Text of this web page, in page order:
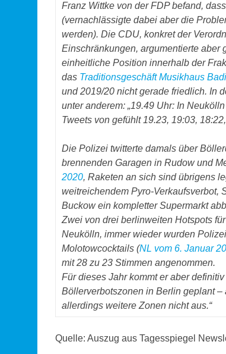
Franz Wittke von der FDP befand,
(vernachlässigte dabei aber die
werden). Die CDU, konkret der
Einschränkungen, argumentierte aber
einheitliche Position innerhalb der
das Traditionsgeschäft Musikhaus
und 2019/20 nicht gerade friedlich. In
unter anderem: „19.49 Uhr: In
Tweets von gefühlt 19.23, 19:03,
Die Polizei twitterte damals über
brennenden Garagen in Rudow und
2020, Raketen an sich sind übrigens
weitreichendem Pyro-Verkaufsverbot,
Buckow ein kompletter Supermarkt
Zwei von drei berlinweiten Hotspots
Neukölln, immer wieder wurden
Molotowcocktails (NL vom 6. Januar
mit 28 zu 23 Stimmen angenommen.
Für dieses Jahr kommt er aber
Böllerverbotszonen in Berlin geplant
allerdings weitere Zonen nicht aus.“
Quelle: Auszug aus Tagesspiegel